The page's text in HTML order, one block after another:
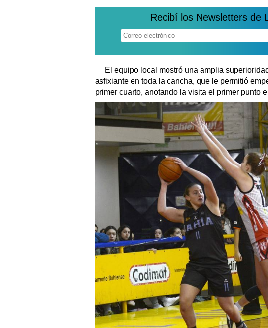
Recibí los Newsletters de
El equipo local mostró una amplia
asfixiante en toda la cancha, que le permitió
primer cuarto, anotando la visita el primer punto